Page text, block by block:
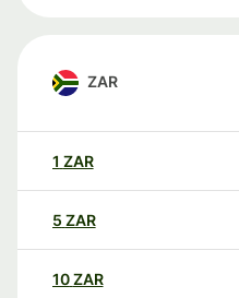
ZAR
1 ZAR
5 ZAR
10ZAR